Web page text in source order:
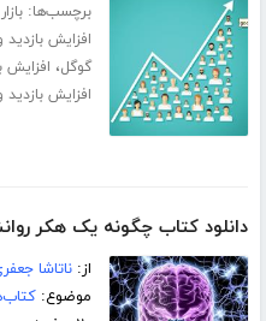
برچسب‌ها:
افزایش
گوگل، افزایش
افزایش بازدید
دانلود کتاب چگونه یک هکر
از:ناتاشا
موضوع: